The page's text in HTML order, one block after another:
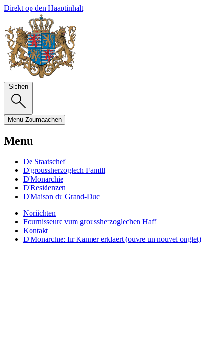
Direkt op den Haaptinhalt
Sichen
Menü Zoumaachen
Menu
De Staatschef
D'groussherzoglech Famill
D'Monarchie
D'Residenzen
D'Maison du Grand-Duc
Noriichten
Fournisseure vum groussherzoglechen Haff
Kontakt
D'Monarchie: fir Kanner erkläert (ouvre un nouvel onglet)